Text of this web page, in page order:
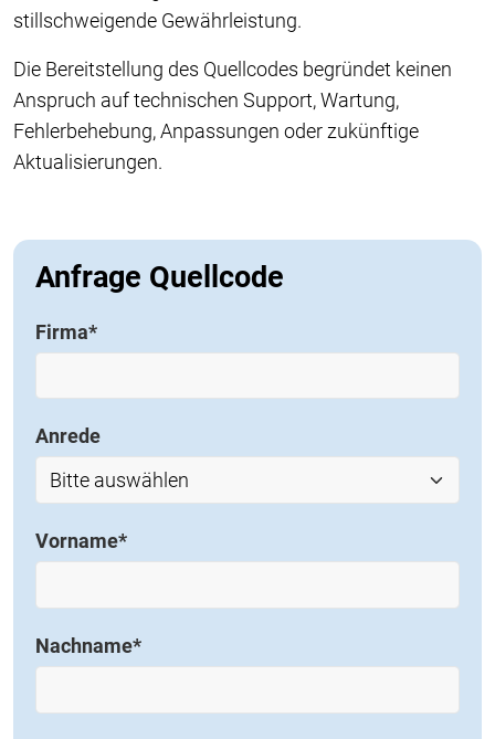
stillschweigende Gewährleistung.
Die Bereitstellung des Quellcodes begründet keinen
Anspruch auf technischen Support, Wartung,
Fehlerbehebung, Anpassungen oder zukünftige
Aktualisierungen.
Anfrage Quellcode
Firma*
Anrede
Vorname*
Nachname*